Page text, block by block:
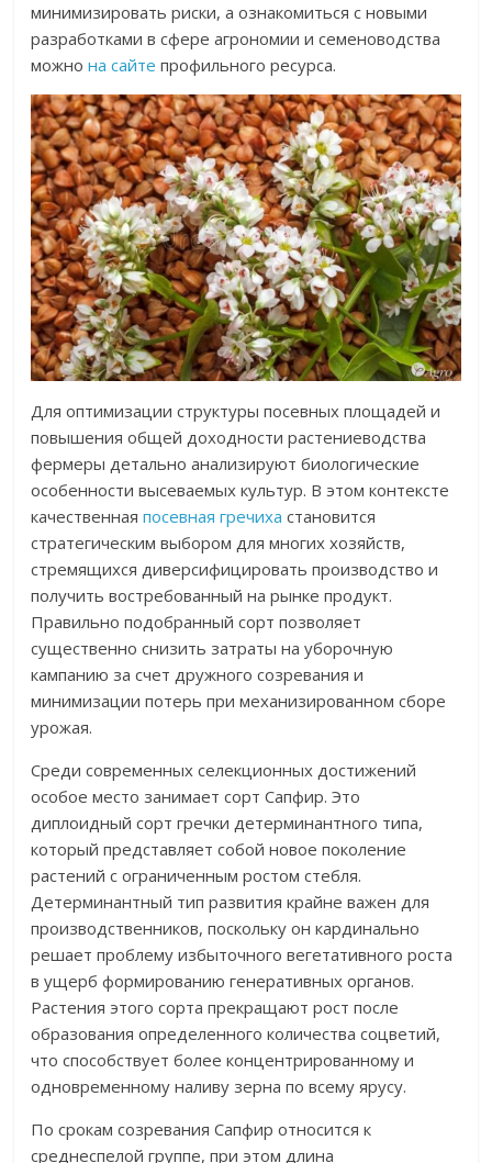
минимизировать риски, а ознакомиться с новыми
разработками в сфере агрономии и семеноводства
можнона сайте профильного ресурса.
Для оптимизации структуры посевных площадей и
повышения общей доходности растениеводства
фермеры детально анализируют биологические
особенности высеваемых культур. В этом контексте
качественнаяпосевная гречиха становится
стратегическим выбором для многих хозяйств,
стремящихся диверсифицировать производство и
получить востребованный на рынке продукт.
Правильно подобранный сорт позволяет
существенно снизить затраты на уборочную
кампанию за счет дружного созревания и
минимизации потерь при механизированном сборе
урожая.
Среди современных селекционных достижений
особое место занимает сорт Сапфир. Это
диплоидный сорт гречки детерминантного типа,
который представляет собой новое поколение
растений с ограниченным ростом стебля.
Детерминантный тип развития крайне важен для
производственников, поскольку он кардинально
решает проблему избыточного вегетативного роста
в ущерб формированию генеративных органов.
Растения этого сорта прекращают рост после
образования определенного количества соцветий,
что способствует более концентрированному и
одновременному наливу зерна по всему ярусу.
По срокам созревания Сапфир относится к
среднеспелой группе, при этом длина